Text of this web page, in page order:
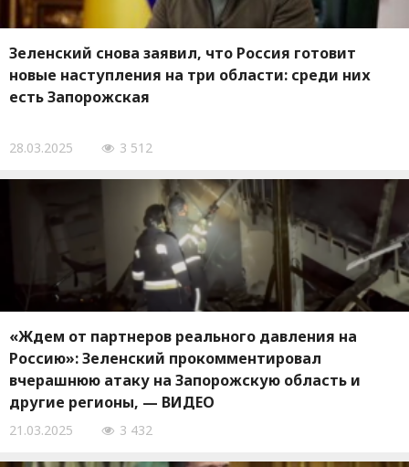
Зеленский снова заявил, что Россия готовит
новые наступления на три области: среди них
есть Запорожская
28.03.2025 3 512
«Ждем от партнеров реального давления на
Россию»: Зеленский прокомментировал
вчерашнюю атаку на Запорожскую область и
другие регионы, — ВИДЕО
21.03.2025 3 432